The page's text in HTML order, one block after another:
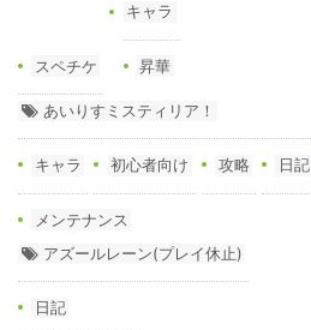
スペチケ
キャラ
昇華
あいりすミスティリア！
キャラ 初心者向け 攻略 日記
メンテナンス
アズールレーン(プレイ休止)
日記